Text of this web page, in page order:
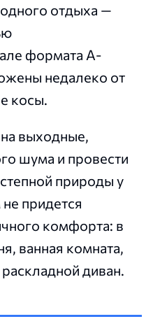
отдыха —
формата A-
недалеко от
косы.
выходные,
шума и провести
природы у
придется
комфорта: в
ванная комната,
диван.